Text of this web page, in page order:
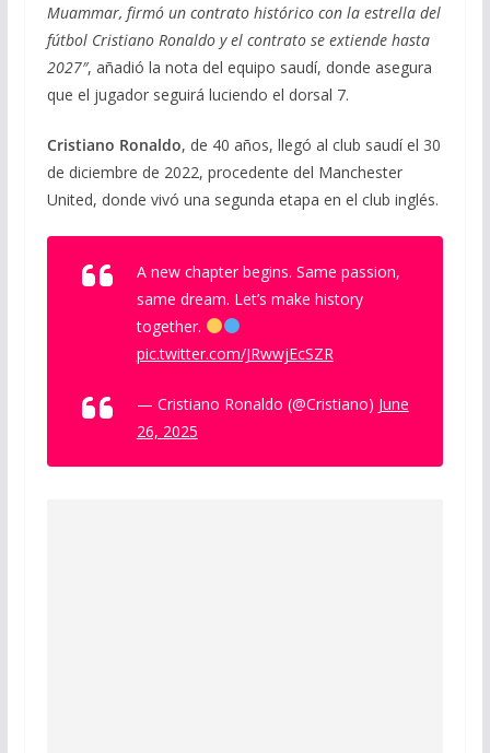
Muammar, firmó un contrato histórico con la estrella del
fútbol Cristiano Ronaldo y el contrato se extiende hasta
2027″, añadió la nota del equipo saudí, donde asegura
que el jugador seguirá luciendo el dorsal 7.
Cristiano Ronaldo, de 40 años, llegó al club saudí el 30
de diciembre de 2022, procedente del Manchester
United, donde vivó una segunda etapa en el club inglés.
A new chapter begins. Same passion,
same dream. Let’s make history
together.
pic.twitter.com/JRwwjEcSZR
— Cristiano Ronaldo (@Cristiano) June
26, 2025